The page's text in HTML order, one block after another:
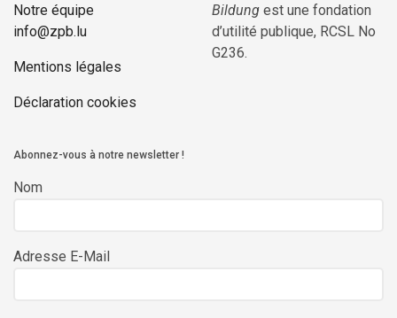
Notre équipe
info@zpb.lu
Mentions légales
Déclaration cookies
Bildung est une fondation
d’utilité publique, RCSL No
G236.
Abonnez-vous à notre newsletter !
Nom
Adresse E-Mail